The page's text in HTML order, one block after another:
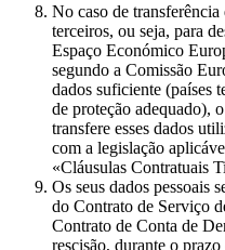
No caso de transferência
terceiros, ou seja, para
Espaço Económico
segundo a Comissão
dados suficiente (países
de proteção adequado),
transfere esses dados
com a legislação
«Cláusulas Contratuais
Os seus dados pessoais
do Contrato de Serviço
Contrato de Conta de
rescisão, durante o